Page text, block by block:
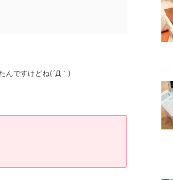
んですけどね(´Д｀)